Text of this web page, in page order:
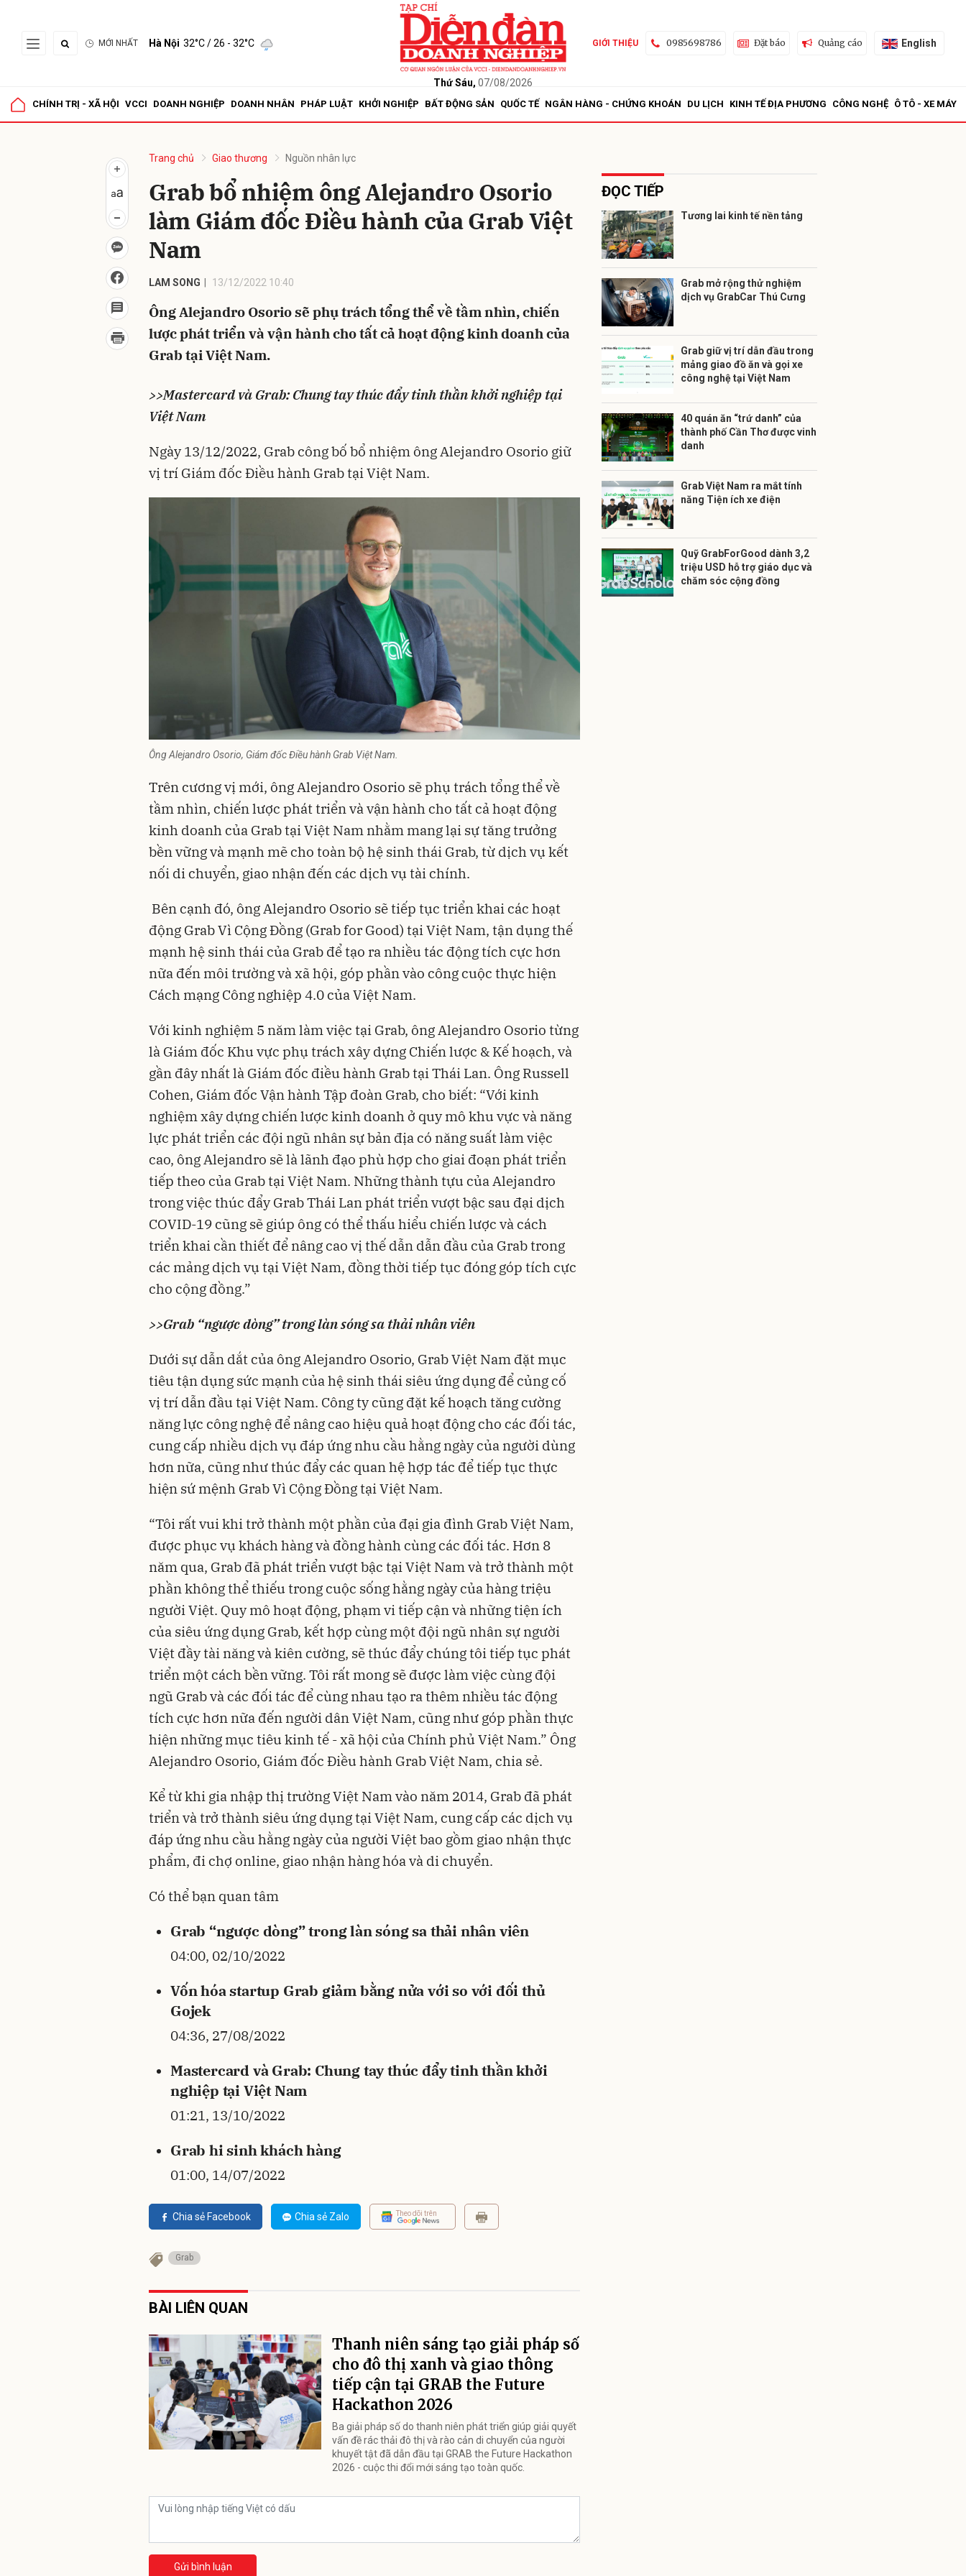
MỚI NHẤT Hà Nội 32°C/ 26 - 32°C
Thứ Sáu, 07/08/2026
GIỚI THIỆU 0985698786 Đặt báo Quảng cáo English
CHÍNH TRỊ - XÃ HỘI VCCI DOANH NGHIỆP DOANH NHÂN PHÁP LUẬT KHỞI NGHIỆP BẤT ĐỘNG SẢN QUỐC TẾ NGÂN HÀNG - CHỨNG KHOÁN DU LỊCH KINH TẾ ĐỊA PHƯƠNG CÔNG NGHỆ Ô TÔ - XE MÁY
Trang chủ Giao thương Nguồn nhân lực
Grab bổ nhiệm ông Alejandro Osorio
làm Giám đốc Điều hành của Grab Việt
Nam
LAM SONG 13/12/2022 10:40
Ông Alejandro Osorio sẽ phụ trách tổng thể về tầm nhìn, chiến
lược phát triển và vận hành cho tất cả hoạt động kinh doanh của
Grab tại Việt Nam.
>>Mastercard và Grab: Chung tay thúc đẩy tinh thần khởi nghiệp tại
Việt Nam
Ngày 13/12/2022, Grab công bố bổ nhiệm ông Alejandro Osorio giữ
vị trí Giám đốc Điều hành Grab tại Việt Nam.
Ông Alejandro Osorio, Giám đốc Điều hành Grab Việt Nam.
Trên cương vị mới, ông Alejandro Osorio sẽ phụ trách tổng thể về
tầm nhìn, chiến lược phát triển và vận hành cho tất cả hoạt động
kinh doanh của Grab tại Việt Nam nhằm mang lại sự tăng trưởng
bền vững và mạnh mẽ cho toàn bộ hệ sinh thái Grab, từ dịch vụ kết
nối di chuyển, giao nhận đến các dịch vụ tài chính.
Bên cạnh đó, ông Alejandro Osorio sẽ tiếp tục triển khai các hoạt
động Grab Vì Cộng Đồng (Grab for Good) tại Việt Nam, tận dụng thế
mạnh hệ sinh thái của Grab để tạo ra nhiều tác động tích cực hơn
nữa đến môi trường và xã hội, góp phần vào công cuộc thực hiện
Cách mạng Công nghiệp 4.0 của Việt Nam.
Với kinh nghiệm 5 năm làm việc tại Grab, ông Alejandro Osorio từng
là Giám đốc Khu vực phụ trách xây dựng Chiến lược & Kế hoạch, và
gần đây nhất là Giám đốc điều hành Grab tại Thái Lan. Ông Russell
Cohen, Giám đốc Vận hành Tập đoàn Grab, cho biết: “Với kinh
nghiệm xây dựng chiến lược kinh doanh ở quy mô khu vực và năng
lực phát triển các đội ngũ nhân sự bản địa có năng suất làm việc
cao, ông Alejandro sẽ là lãnh đạo phù hợp cho giai đoạn phát triển
tiếp theo của Grab tại Việt Nam. Những thành tựu của Alejandro
trong việc thúc đẩy Grab Thái Lan phát triển vượt bậc sau đại dịch
COVID-19 cũng sẽ giúp ông có thể thấu hiểu chiến lược và cách
triển khai cần thiết để nâng cao vị thế dẫn dẫn đầu của Grab trong
các mảng dịch vụ tại Việt Nam, đồng thời tiếp tục đóng góp tích cực
cho cộng đồng.”
>>Grab “ngược dòng” trong làn sóng sa thải nhân viên
Dưới sự dẫn dắt của ông Alejandro Osorio, Grab Việt Nam đặt mục
tiêu tận dụng sức mạnh của hệ sinh thái siêu ứng dụng để củng cố
vị trí dẫn đầu tại Việt Nam. Công ty cũng đặt kế hoạch tăng cường
năng lực công nghệ để nâng cao hiệu quả hoạt động cho các đối tác,
cung cấp nhiều dịch vụ đáp ứng nhu cầu hằng ngày của người dùng
hơn nữa, cũng như thúc đẩy các quan hệ hợp tác để tiếp tục thực
hiện sứ mệnh Grab Vì Cộng Đồng tại Việt Nam.
“Tôi rất vui khi trở thành một phần của đại gia đình Grab Việt Nam,
được phục vụ khách hàng và đồng hành cùng các đối tác. Hơn 8
năm qua, Grab đã phát triển vượt bậc tại Việt Nam và trở thành một
phần không thể thiếu trong cuộc sống hằng ngày của hàng triệu
người Việt. Quy mô hoạt động, phạm vi tiếp cận và những tiện ích
của siêu ứng dụng Grab, kết hợp cùng một đội ngũ nhân sự người
Việt đầy tài năng và kiên cường, sẽ thúc đẩy chúng tôi tiếp tục phát
triển một cách bền vững. Tôi rất mong sẽ được làm việc cùng đội
ngũ Grab và các đối tác để cùng nhau tạo ra thêm nhiều tác động
tích cực hơn nữa đến người dân Việt Nam, cũng như góp phần thực
hiện những mục tiêu kinh tế - xã hội của Chính phủ Việt Nam.” Ông
Alejandro Osorio, Giám đốc Điều hành Grab Việt Nam, chia sẻ.
Kể từ khi gia nhập thị trường Việt Nam vào năm 2014, Grab đã phát
triển và trở thành siêu ứng dụng tại Việt Nam, cung cấp các dịch vụ
đáp ứng nhu cầu hằng ngày của người Việt bao gồm giao nhận thực
phẩm, đi chợ online, giao nhận hàng hóa và di chuyển.
Có thể bạn quan tâm
Grab “ngược dòng” trong làn sóng sa thải nhân viên
04:00, 02/10/2022
Vốn hóa startup Grab giảm bằng nửa với so với đối thủ
Gojek
04:36, 27/08/2022
Mastercard và Grab: Chung tay thúc đẩy tinh thần khởi
nghiệp tại Việt Nam
01:21, 13/10/2022
Grab hi sinh khách hàng
01:00, 14/07/2022
Chia sẻ Facebook Chia sẻ Zalo Theo dõi trên
Grab
BÀI LIÊN QUAN
Thanh niên sáng tạo giải pháp số
cho đô thị xanh và giao thông
tiếp cận tại GRAB the Future
Hackathon 2026
Ba giải pháp số do thanh niên phát triển giúp giải quyết
vấn đề rác thải đô thị và rào cản di chuyển của người
khuyết tật đã dẫn đầu tại GRAB the Future Hackathon
2026 - cuộc thi đổi mới sáng tạo toàn quốc.
Gửi bình luận
ĐỌC TIẾP
Tương lai kinh tế nền tảng
Grab mở rộng thử nghiệm
dịch vụ GrabCar Thú Cưng
Grab giữ vị trí dẫn đầu trong
mảng giao đồ ăn và gọi xe
công nghệ tại Việt Nam
40 quán ăn “trứ danh” của
thành phố Cần Thơ được vinh
danh
Grab Việt Nam ra mắt tính
năng Tiện ích xe điện
Quỹ GrabForGood dành 3,2
triệu USD hỗ trợ giáo dục và
chăm sóc cộng đồng
Gửi